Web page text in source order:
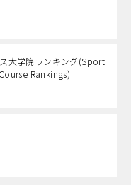
大学院ランキング(Sport
Rankings)